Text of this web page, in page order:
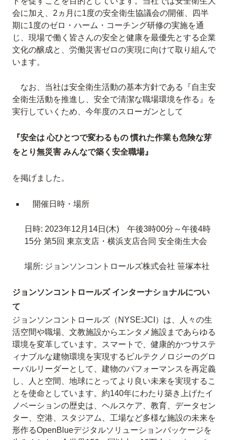
会に加え、2ヵ月に1度の安全衛生協議会の開催、四半
期に1度のゼロ・ハーム・コーチング研修の実施を通
じ、現場で働く皆さんの安全と健康を最優先とする企業
文化の醸成と、労働災害ゼロの実現に向けて取り組んで
います。
なお、当社は安全衛生活動の基本方針である『自主安
全衛生活動を推進し、安全で清潔な職場環境を作る』を
実行していくため、今年度のスローガンとして
『安全は 心ひとつで変わるもの 慣れた作業も危険な芽
をとり無災害 みんなで築く安全職場』
を掲げました。
開催日時・場所
日時: 2023年12月14日(木) 午後3時00分～午後4時
15分 第5回 東京支店・横浜支店合同 安全衛生大会
場所: ジョンソンコントロールズ株式会社 笹塚本社
ジョンソンコントロールズ インターナショナルについ
て
ジョンソンコントロールズ（NYSE:JCI）は、人々の生
活空間や職場、文教施設からエンタメ施設まであらゆる
環境を変革しています。スマートで、健康的かつサステ
ィナブルな建物環境を実現するビルテクノロジーのグロ
ーバルリーダーとして、建物のパフォーマンスを再定義
し、人と空間、地球にとってより良い未来を実現するこ
とを使命としています。約140年にわたり築き上げたイ
ノベーションの歴史は、ヘルスケア、教育、データセン
ター、空港、スタジアム、工場など多様な施設の未来を
形作るOpenBlueデジタルソリューションパッケージを